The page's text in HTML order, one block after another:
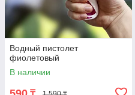
Водный пистолет
фиолетовый
В наличии